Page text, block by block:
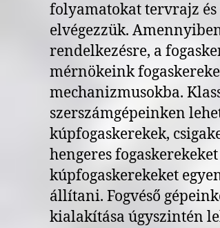
folyamatokat tervrajz
elvégezzük.
rendelkezésre, a
mérnökeink
mechanizmusokba.
szerszámgépeinken
kúpfogaskerekek,
hengeres
kúpfogaskerekeket
állítani. Fogvéső
kialakítása úgyszintén